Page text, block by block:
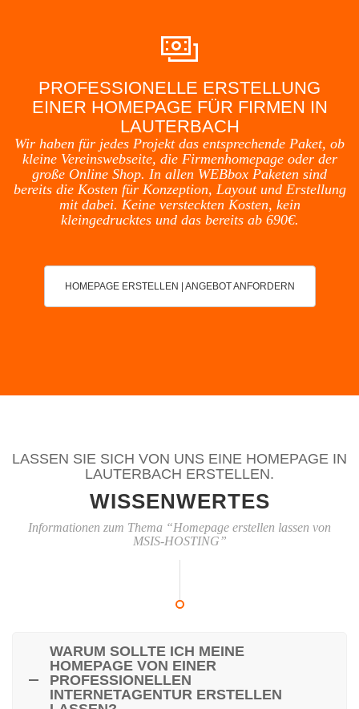
PROFESSIONELLE ERSTELLUNG
EINER HOMEPAGE FÜR FIRMEN IN
LAUTERBACH
Wir haben für jedes Projekt das entsprechende Paket, ob
kleine Vereinswebseite, die Firmenhomepage oder der
große Online Shop. In allen WEBbox Paketen sind
bereits die Kosten für Konzeption, Layout und Erstellung
mit dabei. Keine versteckten Kosten, kein
kleingedrucktes und das bereits ab 690€.
HOMEPAGE ERSTELLEN | ANGEBOT ANFORDERN
LASSEN SIE SICH VON UNS EINE HOMEPAGE IN
LAUTERBACH ERSTELLEN.
WISSENWERTES
Informationen zum Thema “Homepage erstellen lassen von
MSIS-HOSTING”
WARUM SOLLTE ICH MEINE
HOMEPAGE VON EINER
PROFESSIONELLEN
INTERNETAGENTUR ERSTELLEN